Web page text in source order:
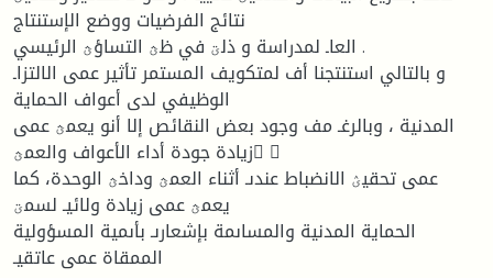
نتائج الفرضيات ووضع الإستنتاج
العاـ لمدراسة و ذلؾ في ظؿ التساؤؿ الرئيسي .
و بالتالي استنتجنا أف لمتكويف المستمر تأثير عمى الالتزاـ
الوظيفي لدى أعواف الحماية
المدنية ، وبالرغـ مف وجود بعض النقائص إلا أنو يعمؿ عمى
زيادة جودة أداء الأعواف والعمؿ 
عمى تحقيؽ الانضباط عندىـ أثناء العمؿ وداخؿ الوحدة، كما
يعمؿ عمى زيادة ولائيـ لسمؾ
الحماية المدنية والمساىمة بإشعارىـ بأىمية المسؤولية
الممقاة عمى عاتقيـ